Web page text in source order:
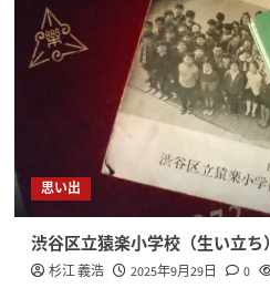
思い出
渋谷区立猿楽小学校（生い立ち）
杉江 義浩 2025年9月29日 0